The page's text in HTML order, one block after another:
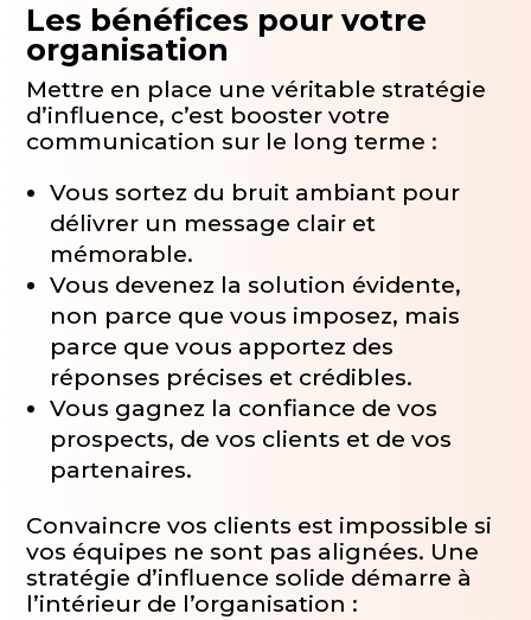
Les bénéfices pour votre
organisation
Mettre en place une véritable stratégie
d’influence, c’est booster votre
communication sur le long terme :
Vous sortez du bruit ambiant pour
délivrer un message clair et
mémorable.
Vous devenez la solution évidente,
non parce que vous imposez, mais
parce que vous apportez des
réponses précises et crédibles.
Vous gagnez la confiance de vos
prospects, de vos clients et de vos
partenaires.
Convaincre vos clients est impossible si
vos équipes ne sont pas alignées. Une
stratégie d’influence solide démarre à
l’intérieur de l’organisation :